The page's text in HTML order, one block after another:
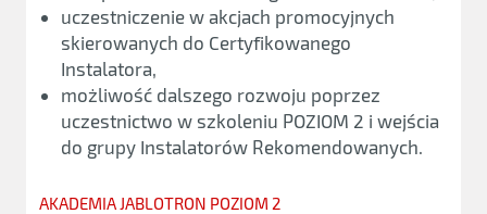
uczestniczenie w akcjach promocyjnych
skierowanych do Certyfikowanego
Instalatora,
możliwość dalszego rozwoju poprzez
uczestnictwo w szkoleniu POZIOM 2 i wejścia
do grupy Instalatorów Rekomendowanych.
AKADEMIA JABLOTRON POZIOM 2